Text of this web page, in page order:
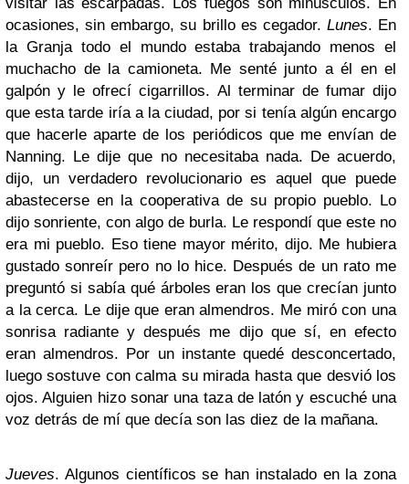
ocasiones, sin embargo, su brillo es cegador. Lunes. En
la Granja todo el mundo estaba trabajando menos el
muchacho de la camioneta. Me senté junto a él en el
galpón y le ofrecí cigarrillos. Al terminar de fumar dijo
que esta tarde iría a la ciudad, por si tenía algún encargo
que hacerle aparte de los periódicos que me envían de
Nanning. Le dije que no necesitaba nada. De acuerdo,
dijo, un verdadero revolucionario es aquel que puede
abastecerse en la cooperativa de su propio pueblo. Lo
dijo sonriente, con algo de burla. Le respondí que este no
era mi pueblo. Eso tiene mayor mérito, dijo. Me hubiera
gustado sonreír pero no lo hice. Después de un rato me
preguntó si sabía qué árboles eran los que crecían junto
a la cerca. Le dije que eran almendros. Me miró con una
sonrisa radiante y después me dijo que sí, en efecto
eran almendros. Por un instante quedé desconcertado,
luego sostuve con calma su mirada hasta que desvió los
ojos. Alguien hizo sonar una taza de latón y escuché una
voz detrás de mí que decía son las diez de la mañana.
Jueves. Algunos científicos se han instalado en la zona